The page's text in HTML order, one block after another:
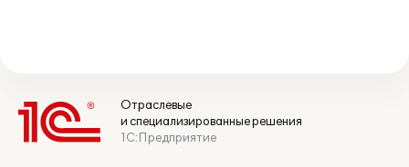
Отраслевые
и специализированные решения
1С:Предприятие